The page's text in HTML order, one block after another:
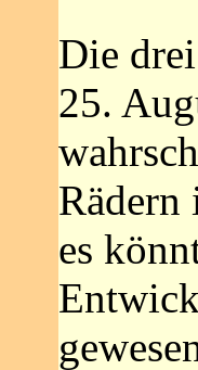
Die
25.
Rädern
es